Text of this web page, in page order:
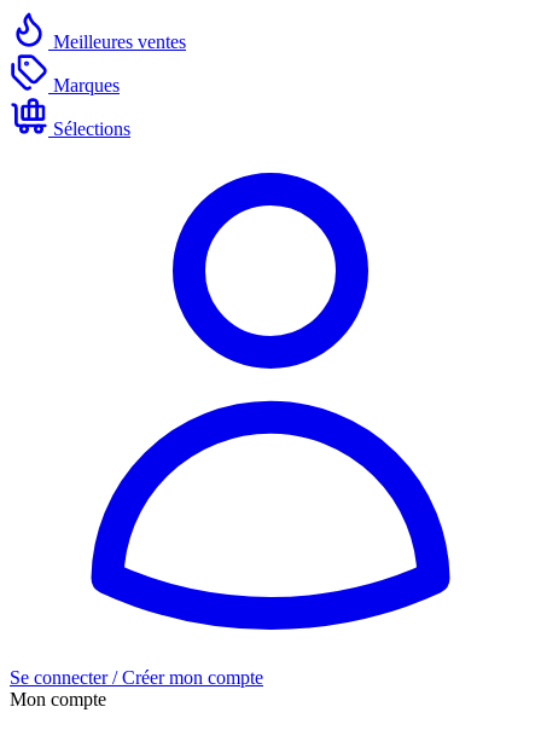
Meilleures ventes
Marques
Sélections
Se connecter / Créer mon compte
Mon compte